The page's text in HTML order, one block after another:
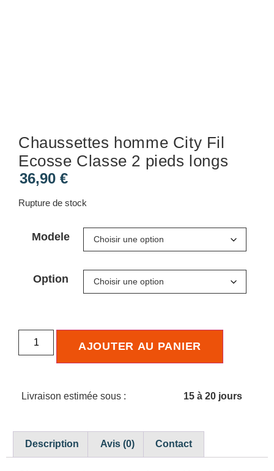
Chaussettes homme City Fil
Ecosse Classe 2 pieds longs
36,90 €
Rupture de stock
Modele
Option
AJOUTER AU PANIER
Livraison estimée sous : 15 à 20 jours
Description Avis (0) Contact